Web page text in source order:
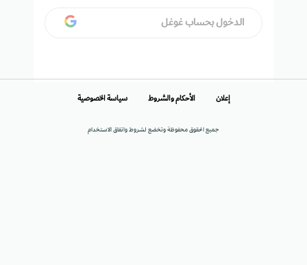
الدخول بحساب غوغل
جميع الحقوق محفوظة وتخضع لشروط واتفاق الاستخدام
إعلان الأحكام والشروط سياسة الخصوصية